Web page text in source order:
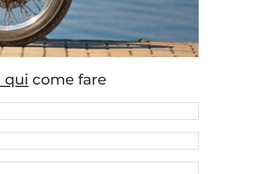
qui come fare